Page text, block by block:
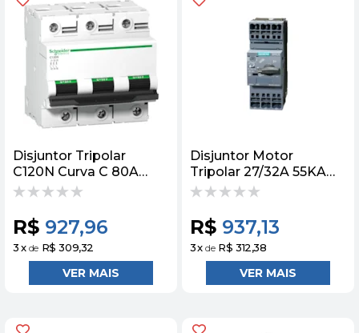
Disjuntor Tripolar
C120N Curva C 80A
440V A9N18365
R$ 927,96
3x de R$ 309,32
Disjuntor Motor
Tripolar 27/32A 55KA
S0 Sirius 3rv
R$ 937,13
3x de R$ 312,38